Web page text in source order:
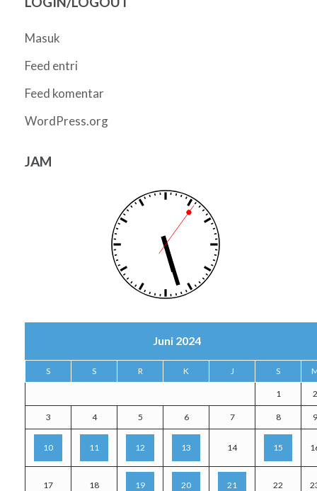
Masuk
Feed entri
Feed komentar
WordPress.org
JAM
Juni 2024
S S R K J S
1 2
3 4 5 6 7 8 9
10 11 12 13 14 15
17 18 19 20 21 22